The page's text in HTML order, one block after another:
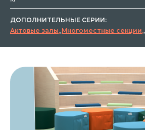
ДОПОЛНИТЕЛЬНЫЕ СЕРИИ:
Актовые залы ,Многоместные секции ,